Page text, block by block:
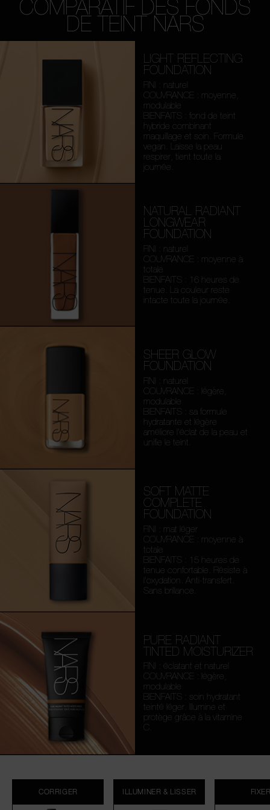
COMPARATIF DES FONDS
DE TEINT NARS
LIGHT REFLECTING
FOUNDATION
FINI : naturel
COUVRANCE : moyenne,
modulable
BIENFAITS : fond de teint
hybride combinant
maquillage et soin. Formule
vegan. Laisse la peau
respirer, tient toute la
journée.
NATURAL RADIANT
LONGWEAR
FOUNDATION
FINI : naturel
COUVRANCE : moyenne à
totale
BIENFAITS : 16 heures de
tenue. La couleur reste
intacte toute la journée.
SHEER GLOW
FOUNDATION
FINI : naturel
COUVRANCE : légère,
modulable
BIENFAITS : sa formule
hydratante et légère
améliore l’éclat de la peau et
unifie le teint.
SOFT MATTE
COMPLETE
FOUNDATION
FINI : mat léger
COUVRANCE : moyenne à
totale
BIENFAITS : 15 heures de
tenue confortable. Résiste à
l’oxydation. Anti-transfert.
Sans brillance.
PURE RADIANT
TINTED MOISTURIZER
FINI : éclatant et naturel
COUVRANCE : légère,
modulable
BIENFAITS : soin hydratant
teinté léger. Illumine et
protège grâce à la vitamine
C.
CORRIGER ILLUMINER & LISSER